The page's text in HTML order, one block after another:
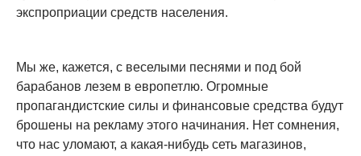
экспроприации средств населения.
Мы же, кажется, с веселыми песнями и под бой
барабанов лезем в европетлю. Огромные
пропагандистские силы и финансовые средства будут
брошены на рекламу этого начинания. Нет сомнения,
что нас уломают, а какая-нибудь сеть магазинов,